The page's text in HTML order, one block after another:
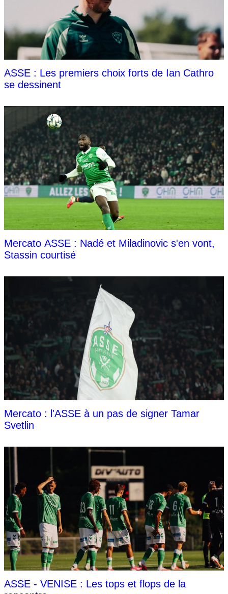
ASSE : Les premiers choix forts de Ian Cathro
se dessinent
Mercato ASSE : Nadé et Miladinovic s'en vont,
Stassin courtisé
Mercato : l'ASSE à un pas de signer Tamar
Svetlin
ASSE - VENISE : Les tops et flops de la